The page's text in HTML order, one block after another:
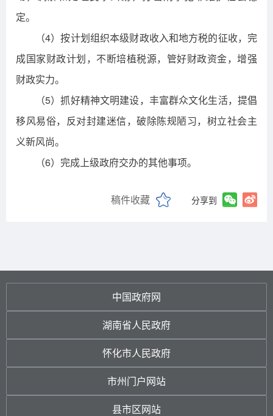
定。
（4）按计划组织本级财政收入和地方税的征收，完
成国家财政计划，不断培植税源，管好财政资金，增强
财政实力。
（5）抓好精神文明建设，丰富群众文化生活，提倡
移风易俗，反对封建迷信，破除陈规陋习，树立社会主
义新风尚。
（6）完成上级政府交办的其他事项。
稿件收藏 分享到
中国政府网
湖南省人民政府
怀化市人民政府
市州门户网站
县市区网站